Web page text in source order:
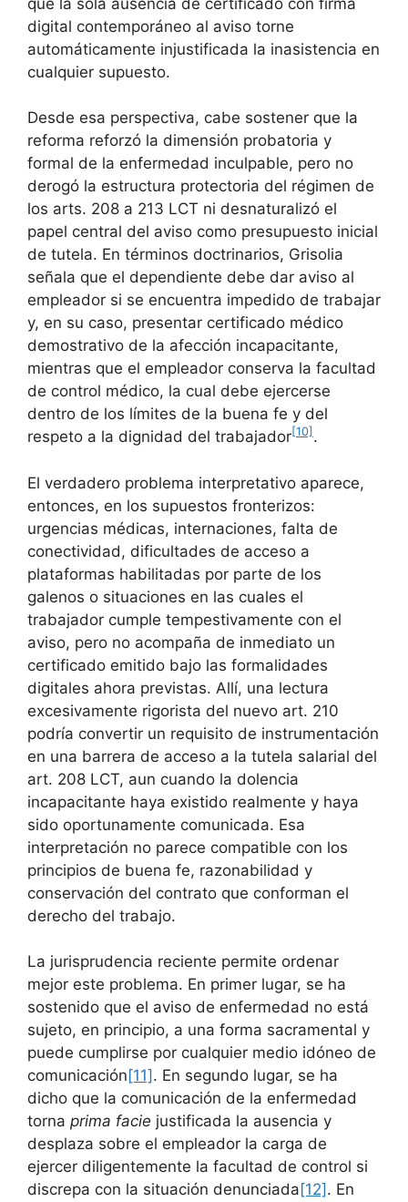
digital contemporáneo al aviso torne
automáticamente injustificada la inasistencia en
cualquier supuesto.
Desde esa perspectiva, cabe sostener que la
reforma reforzó la dimensión probatoria y
formal de la enfermedad inculpable, pero no
derogó la estructura protectoria del régimen de
los arts. 208 a 213 LCT ni desnaturalizó el
papel central del aviso como presupuesto inicial
de tutela. En términos doctrinarios, Grisolia
señala que el dependiente debe dar aviso al
empleador si se encuentra impedido de trabajar
y, en su caso, presentar certificado médico
demostrativo de la afección incapacitante,
mientras que el empleador conserva la facultad
de control médico, la cual debe ejercerse
dentro de los límites de la buena fe y del
respeto a la dignidad del trabajador[10] .
El verdadero problema interpretativo aparece,
entonces, en los supuestos fronterizos:
urgencias médicas, internaciones, falta de
conectividad, dificultades de acceso a
plataformas habilitadas por parte de los
galenos o situaciones en las cuales el
trabajador cumple tempestivamente con el
aviso, pero no acompaña de inmediato un
certificado emitido bajo las formalidades
digitales ahora previstas. Allí, una lectura
excesivamente rigorista del nuevo art. 210
podría convertir un requisito de instrumentación
en una barrera de acceso a la tutela salarial del
art. 208 LCT, aun cuando la dolencia
incapacitante haya existido realmente y haya
sido oportunamente comunicada. Esa
interpretación no parece compatible con los
principios de buena fe, razonabilidad y
conservación del contrato que conforman el
derecho del trabajo.
La jurisprudencia reciente permite ordenar
mejor este problema. En primer lugar, se ha
sostenido que el aviso de enfermedad no está
sujeto, en principio, a una forma sacramental y
puede cumplirse por cualquier medio idóneo de
comunicación [11] . En segundo lugar, se ha
dicho que la comunicación de la enfermedad
torna prima facie justificada la ausencia y
desplaza sobre el empleador la carga de
ejercer diligentemente la facultad de control si
discrepa con la situación denunciada [12] . En